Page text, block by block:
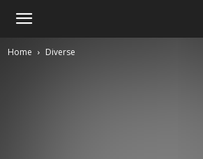
Home Diverse